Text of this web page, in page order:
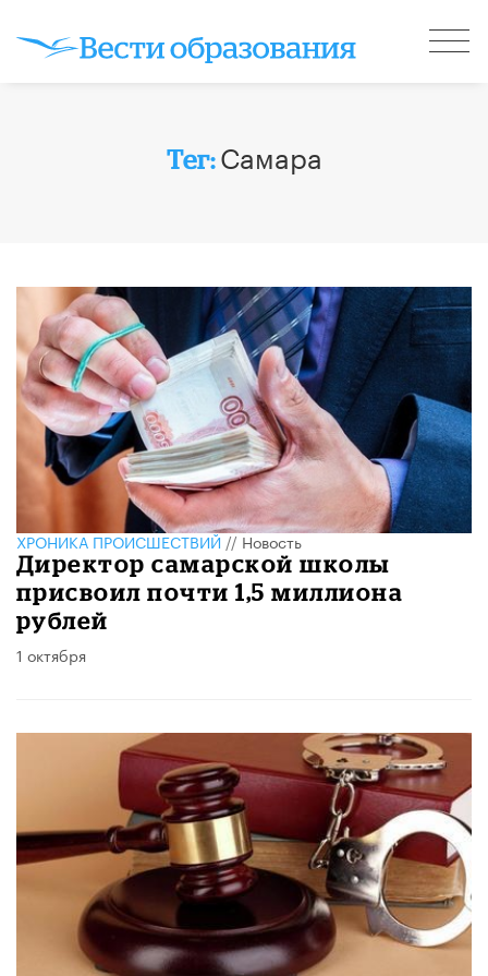
Тег:Самара
ХРОНИКА ПРОИСШЕСТВИЙ//Новость
Директор самарской школы
присвоил почти 1,5 миллиона
рублей
1 октября